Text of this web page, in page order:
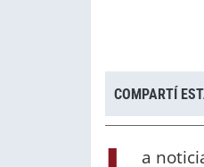
COMPARTÍ
a